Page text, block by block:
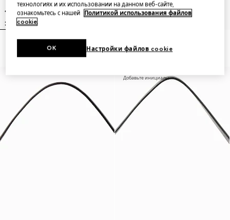
Lunetta small crossbody bag Lunetta small crossbody bag
Добавьте инициалы
технологиях и их использовании на данном веб-сайте,
ознакомьтесь с нашей
Политикой использования файлов
cookie.
Настройки файлов cookie
OK